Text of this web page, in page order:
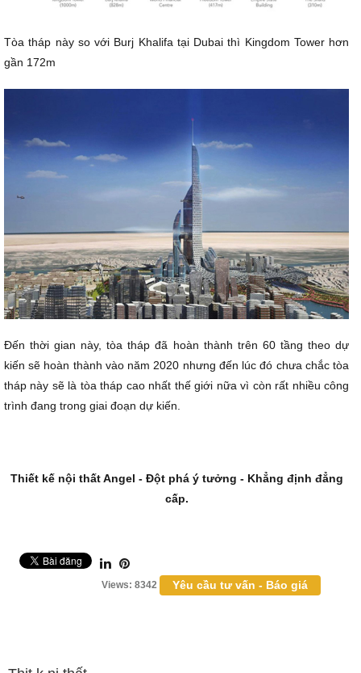
Tòa tháp này so với Burj Khalifa tại Dubai thì Kingdom Tower hơn
gần 172m
Đến thời gian này, tòa tháp đã hoàn thành trên 60 tầng theo dự
kiến sẽ hoàn thành vào năm 2020 nhưng đến lúc đó chưa chắc tòa
tháp này sẽ là tòa tháp cao nhất thế giới nữa vì còn rất nhiều công
trình đang trong giai đoạn dự kiến.
Thiết kế nội thấtAngel - Đột phá ý tưởng - Khẳng định đẳng
cấp.
Views: 8342 Yêu cầu tư vấn - Báo giá